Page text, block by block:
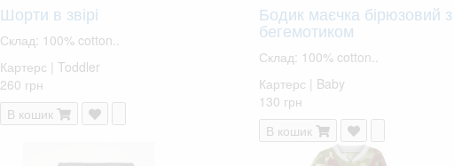
Шорти в звірі
Склад: 100% cotton..
Картерс | Toddler
260 грн
В кошик
Бодик маєчка бірюзовий з
бегемотиком
Склад: 100% cotton..
Картерс | Baby
130 грн
В кошик